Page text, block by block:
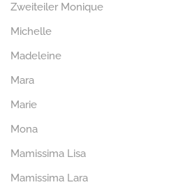
Zweiteiler Monique
Michelle
Madeleine
Mara
Marie
Mona
Mamissima Lisa
Mamissima Lara